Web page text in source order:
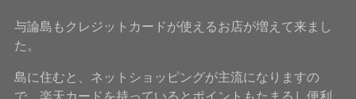
与論島もクレジットカードが使えるお店が増えて来まし
た。
島に住むと、ネットショッピングが主流になりますの
で、楽天カードを持っているとポイントもたまるし便利